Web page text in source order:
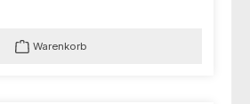
Warenkorb